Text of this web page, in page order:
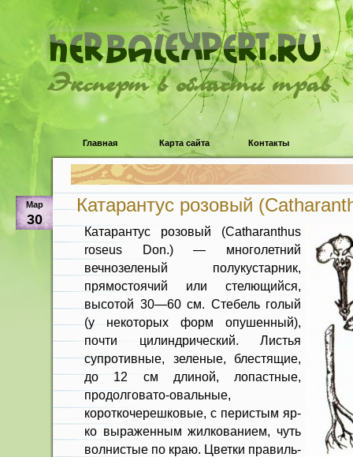
Эксперт в области трав
Главная Карта сайта Контакты
Мар
30
Катарантус розовый
Катарантус розовый (Catharanthus
roseus Don.) — многолетний
вечнозеленый полукус­тарник,
прямостоячий или стелющий­ся,
высотой 30—60 см. Стебель голый
(у некоторых форм опушенный),
почти цилиндрический. Листья
супротивные, зеленые, блестящие,
до 12 см длиной, лопастные,
продолговато-овальные,
короткочерешковые, с перистым яр­
ко выраженным жилкованием, чуть
волнистые по краю. Цветки правиль­